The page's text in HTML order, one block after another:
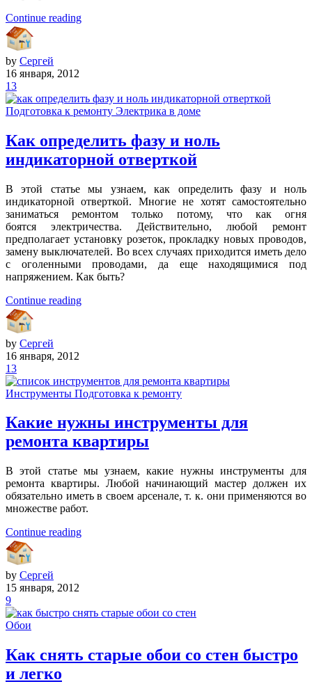
Continue reading
by Сергей
16 января, 2012
13
Подготовка к ремонту Электрика в доме
Как определить фазу и ноль
индикаторной отверткой
В этой статье мы узнаем, как определить фазу и ноль
индикаторной отверткой. Многие не хотят самостоятельно
заниматься ремонтом только потому, что как огня
боятся электричества. Действительно, любой ремонт
предполагает установку розеток, прокладку новых проводов,
замену выключателей. Во всех случаях приходится иметь дело
с оголенными проводами, да еще находящимися под
напряжением. Как быть?
Continue reading
by Сергей
16 января, 2012
13
Инструменты Подготовка к ремонту
Какие нужны инструменты для
ремонта квартиры
В этой статье мы узнаем, какие нужны инструменты для
ремонта квартиры. Любой начинающий мастер должен их
обязательно иметь в своем арсенале, т. к. они применяются во
множестве работ.
Continue reading
by Сергей
15 января, 2012
9
Обои
Как снять старые обои со стен быстро
и легко